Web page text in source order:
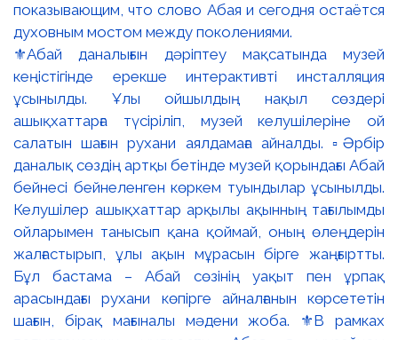
⚜️Абай даналығын дәріптеу мақсатында музей
кеңістігінде ерекше интерактивті инсталляция
ұсынылды. Ұлы ойшылдың нақыл сөздері
ашықхаттарға түсіріліп, музей келушілеріне ой
салатын шағын рухани аялдамаға айналды. ▫️Әрбір
даналық сөздің артқы бетінде музей қорындағы Абай
бейнесі бейнеленген көркем туындылар ұсынылды.
Келушілер ашықхаттар арқылы ақынның тағылымды
ойларымен танысып қана қоймай, оның өлеңдерін
жалғастырып, ұлы ақын мұрасын бірге жаңғыртты.
Бұл бастама – Абай сөзінің уақыт пен ұрпақ
арасындағы рухани көпірге айналғанын көрсететін
шағын, бірақ мағыналы мәдени жоба. ⚜️В рамках